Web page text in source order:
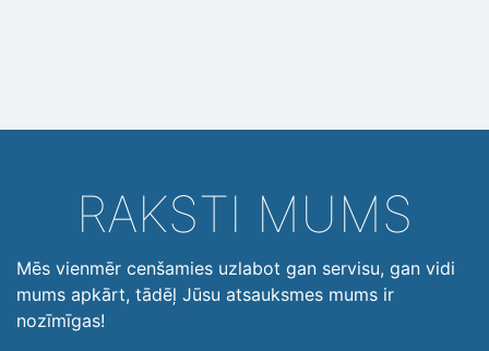
RAKSTI MUMS
Mēs vienmēr cenšamies uzlabot gan servisu, gan vidi
mums apkārt, tādēļ Jūsu atsauksmes mums ir
nozīmīgas!